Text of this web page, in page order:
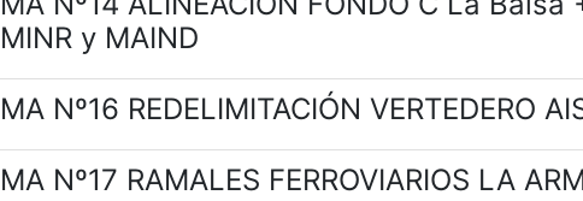
MINR y MAIND
MA Nº16 REDELIMITACIÓN VERTEDERO
MA Nº17 RAMALES FERROVIARIOS LA